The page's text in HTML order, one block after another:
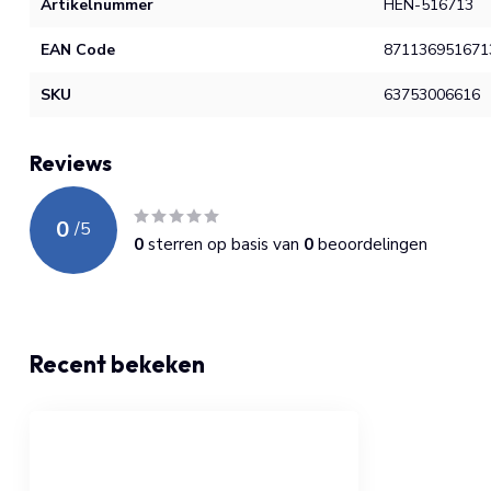
Artikelnummer HEN-516713
EAN Code
SKU 63753006616
Reviews
0 /5
0sterren op basis van 0beoordelingen
Recent bekeken